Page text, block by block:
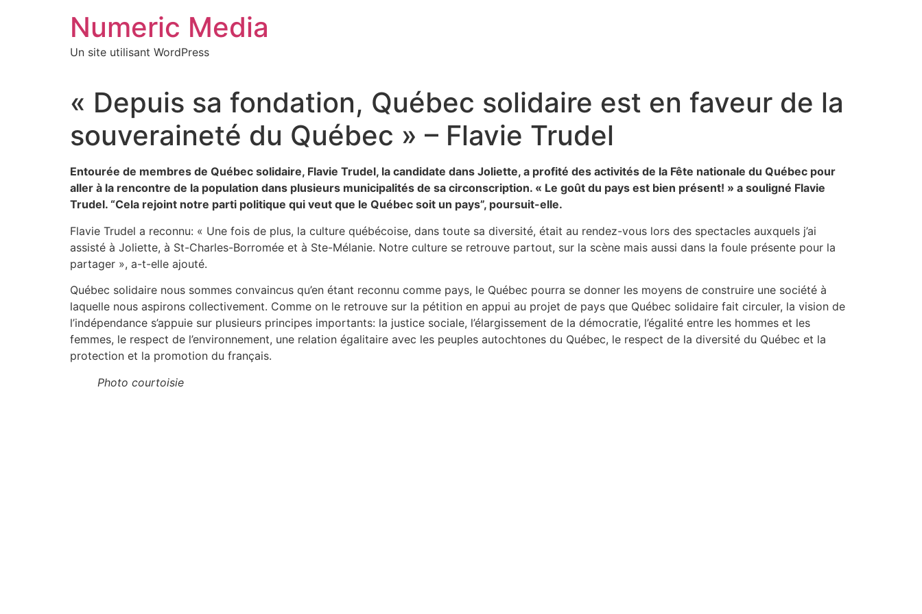
Numeric Media
Un site utilisant WordPress
« Depuis sa fondation, Québec solidaire est en faveur de la
souveraineté du Québec » – Flavie Trudel
Entourée de membres de Québec solidaire, Flavie Trudel, la candidate dans Joliette, a profité des activités de la Fête nationale du Québec pour
aller à la rencontre de la population dans plusieurs municipalités de sa circonscription. « Le goût du pays est bien présent! » a souligné Flavie
Trudel. “Cela rejoint notre parti politique qui veut que le Québec soit un pays”, poursuit-elle.
Flavie Trudel a reconnu: « Une fois de plus, la culture québécoise, dans toute sa diversité, était au rendez-vous lors des spectacles auxquels j’ai
assisté à Joliette, à St-Charles-Borromée et à Ste-Mélanie. Notre culture se retrouve partout, sur la scène mais aussi dans la foule présente pour la
partager », a-t-elle ajouté.
Québec solidaire nous sommes convaincus qu’en étant reconnu comme pays, le Québec pourra se donner les moyens de construire une société à
laquelle nous aspirons collectivement. Comme on le retrouve sur la pétition en appui au projet de pays que Québec solidaire fait circuler, la vision de
l’indépendance s’appuie sur plusieurs principes importants: la justice sociale, l’élargissement de la démocratie, l’égalité entre les hommes et les
femmes, le respect de l’environnement, une relation égalitaire avec les peuples autochtones du Québec, le respect de la diversité du Québec et la
protection et la promotion du français.
Photo courtoisie